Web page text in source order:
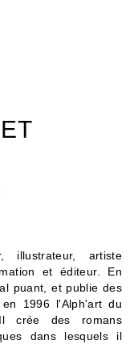
illustrateur, artiste
et éditeur. En
puant, et publie des
1996 l'Alph'art du
crée des romans
dans lesquels il